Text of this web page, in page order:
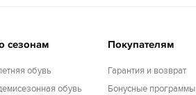
сезонам
обувь
обувь
Покупателям
Гарантия и возврат
Бонусные программы